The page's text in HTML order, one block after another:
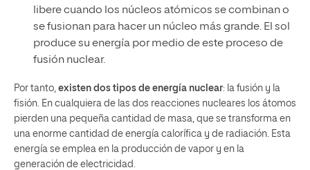
libere cuando los núcleos atómicos se combinan o
se fusionan para hacer un núcleo más grande. El sol
produce su energía por medio de este proceso de
fusión nuclear.
Por tanto, existen dos tipos de energía nuclear: la fusión y la
fisión. En cualquiera de las dos reacciones nucleares los átomos
pierden una pequeña cantidad de masa, que se transforma en
una enorme cantidad de energía calorífica y de radiación. Esta
energía se emplea en la producción de vapor y en la
generación de electricidad.